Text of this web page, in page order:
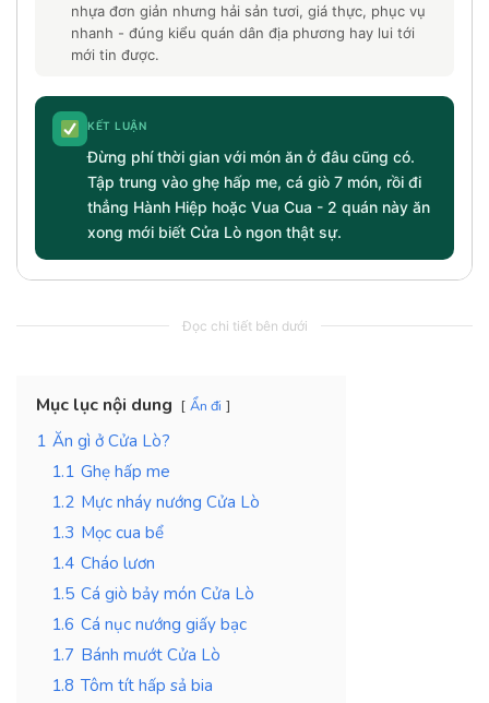
nhựa đơn giản nhưng hải sản tươi, giá thực, phục vụ
nhanh - đúng kiểu quán dân địa phương hay lui tới
mới tin được.
KẾT LUẬN
Đừng phí thời gian với món ăn ở đâu cũng có.
Tập trung vào ghẹ hấp me, cá giò 7 món, rồi đi
thẳng Hành Hiệp hoặc Vua Cua - 2 quán này ăn
xong mới biết Cửa Lò ngon thật sự.
Đọc chi tiết bên dưới
Mục lục nội dung Ẩn đi
1 Ăn gì ở Cửa Lò?
1.1 Ghẹ hấp me
1.2 Mực nháy nướng Cửa Lò
1.3 Mọc cua bể
1.4 Cháo lươn
1.5 Cá giò bảy món Cửa Lò
1.6 Cá nục nướng giấy bạc
1.7 Bánh mướt Cửa Lò
1.8 Tôm tít hấp sả bia